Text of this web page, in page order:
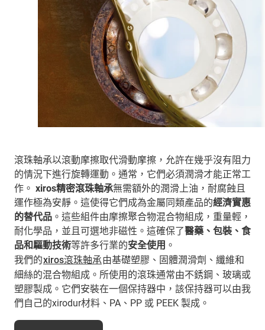
滾珠軸承以滾動摩擦取代滑動摩擦，允許在幾乎沒有阻力
的情況下進行旋轉運動。通常，它們必須潤滑才能正常工
作。 xiros精密滾珠軸承無需額外的潤滑上油，耐腐蝕且
運作極為安靜。這使得它們成為金屬同類產品的經濟實惠
的替代品 。這些組件由摩擦聚合物混合物組成，重量輕，
耐化學品，並且可選地非磁性。這確保了醫藥、包裝、食
品和驅動技術等許多行業的安全使用 。
我們的xiros滾珠軸承由基礎塑膠、固體潤滑劑、纖維和
細絲的混合物組成。所使用的滾珠通常由不銹鋼、玻璃或
塑膠製成。它們安裝在一個保持器中，該保持器可以由我
們自己的xirodur材料、PA、PP 或 PEEK 製成。